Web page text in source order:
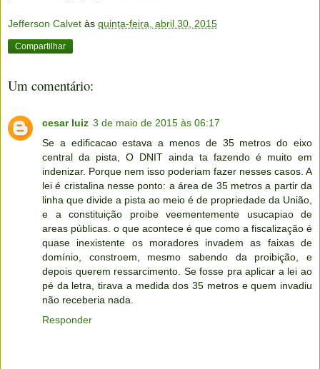
Jefferson Calvet às quinta-feira, abril 30, 2015
Compartilhar
Um comentário:
cesar luiz 3 de maio de 2015 às 06:17
Se a edificacao estava a menos de 35 metros do eixo
central da pista, O DNIT ainda ta fazendo é muito em
indenizar. Porque nem isso poderiam fazer nesses casos. A
lei é cristalina nesse ponto: a área de 35 metros a partir da
linha que divide a pista ao meio é de propriedade da União,
e a constituição proibe veementemente usucapiao de
areas públicas. o que acontece é que como a fiscalização é
quase inexistente os moradores invadem as faixas de
domínio, constroem, mesmo sabendo da proibição, e
depois querem ressarcimento. Se fosse pra aplicar a lei ao
pé da letra, tirava a medida dos 35 metros e quem invadiu
não receberia nada.
Responder